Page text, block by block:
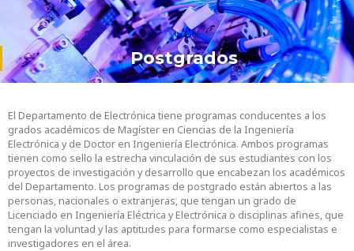
Postgrados
El Departamento de Electrónica tiene programas conducentes a los
grados académicos de Magíster en Ciencias de la Ingeniería
Electrónica y de Doctor en Ingeniería Electrónica. Ambos programas
tienen como sello la estrecha vinculación de sus estudiantes con los
proyectos de investigación y desarrollo que encabezan los académicos
del Departamento. Los programas de postgrado están abiertos a las
personas, nacionales o extranjeras, que tengan un grado de
Licenciado en Ingeniería Eléctrica y Electrónica o disciplinas afines, que
tengan la voluntad y las aptitudes para formarse como especialistas e
investigadores en el área.